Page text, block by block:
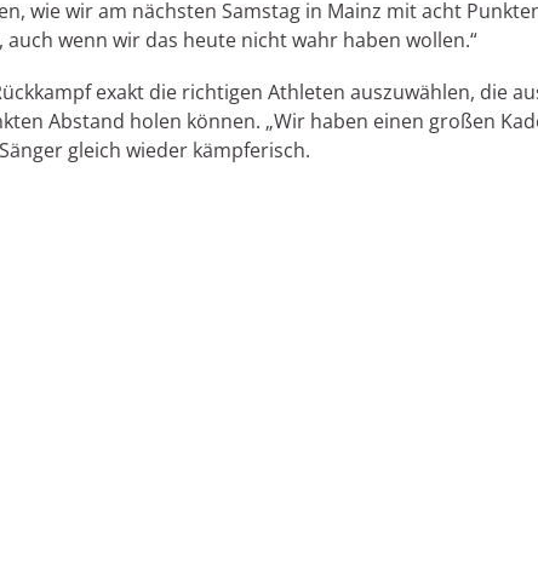
wie wir am nächsten Samstag in Mainz mit acht
wenn wir das heute nicht wahr haben wollen.“
exakt die richtigen Athleten auszuwählen, die
Abstand holen können. „Wir haben einen großen
gleich wieder kämpferisch.